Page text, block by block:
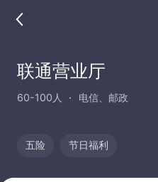
联通营业厅
60-100人 电信、邮政
五险 节日福利